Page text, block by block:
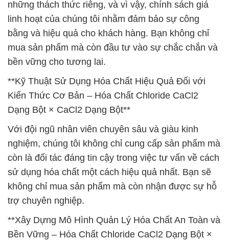
những thách thức riêng, và vì vậy, chính sách giá
linh hoạt của chúng tôi nhằm đảm bảo sự công
bằng và hiệu quả cho khách hàng. Bạn không chỉ
mua sản phẩm mà còn đầu tư vào sự chắc chắn và
bền vững cho tương lai.
**Kỹ Thuật Sử Dụng Hóa Chất Hiệu Quả Đối với
Kiến Thức Cơ Bản – Hóa Chất Chloride CaCl2
Dạng Bột × CaCl2 Dạng Bột**
Với đội ngũ nhân viên chuyên sâu và giàu kinh
nghiệm, chúng tôi không chỉ cung cấp sản phẩm mà
còn là đối tác đáng tin cậy trong việc tư vấn về cách
sử dụng hóa chất một cách hiệu quả nhất. Bạn sẽ
không chỉ mua sản phẩm mà còn nhận được sự hỗ
trợ chuyên nghiệp.
**Xây Dựng Mô Hình Quản Lý Hóa Chất An Toàn và
Bền Vững – Hóa Chất Chloride CaCl2 Dạng Bột ×